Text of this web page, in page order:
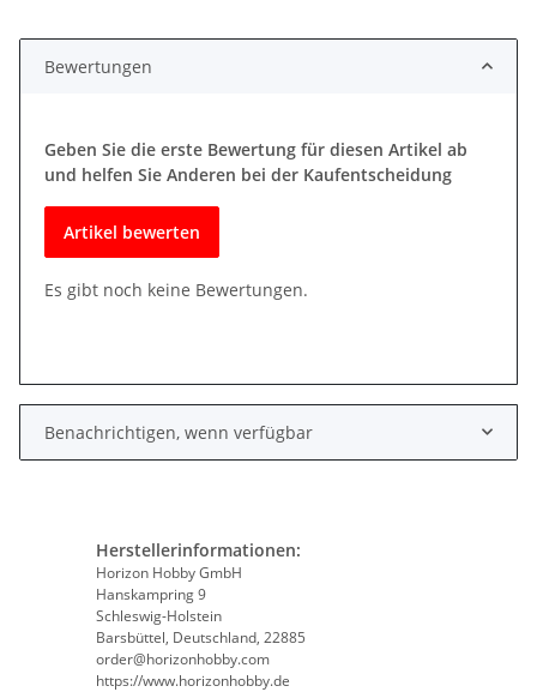
Bewertungen
Geben Sie die erste Bewertung für diesen Artikel ab
und helfen Sie Anderen bei der Kaufentscheidung
Artikel bewerten
Es gibt noch keine Bewertungen.
Benachrichtigen, wenn verfügbar
Herstellerinformationen:
Horizon Hobby GmbH
Hanskampring 9
Schleswig-Holstein
Barsbüttel, Deutschland, 22885
order@horizonhobby.com
https://www.horizonhobby.de